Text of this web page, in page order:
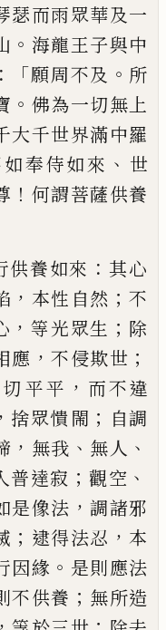
瑟而雨眾華及一
。 海龍王子與中
：「願周不及 。 所
。 佛為一切無上
大千世界滿中羅
奉侍如來 、 世
！ 何謂菩薩供養
供養如來 ： 其心
， 本性自然 ； 不
， 等光眾生 ； 除
應 ， 不侵欺世 ；
平平 ， 而不違
， 捨眾憒閙 ； 自調
， 無我 、 無人 、
普達寂 ； 觀空 、
是像法 ， 調諸邪
； 逮得法忍 ， 本
因緣 。 是則應法
不供養 ； 無所造